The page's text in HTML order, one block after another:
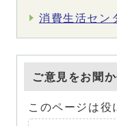
消費生活セン
ご意見をお聞
このページは役